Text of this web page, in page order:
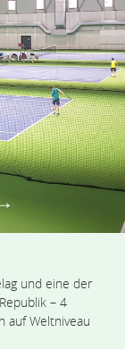
und eine der
– 4
auf Weltniveau